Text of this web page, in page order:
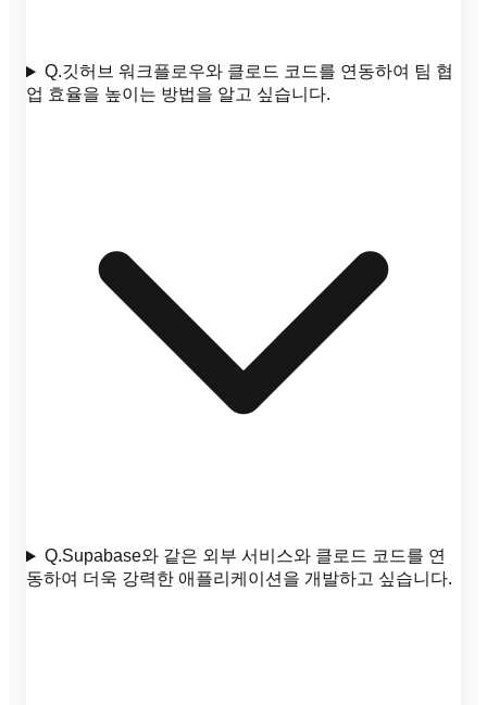
Q.깃허브 워크플로우와 클로드 코드를 연동하여 팀 협
업 효율을 높이는 방법을 알고 싶습니다.
Q.Supabase와 같은 외부 서비스와 클로드 코드를 연
동하여 더욱 강력한 애플리케이션을 개발하고 싶습니다.